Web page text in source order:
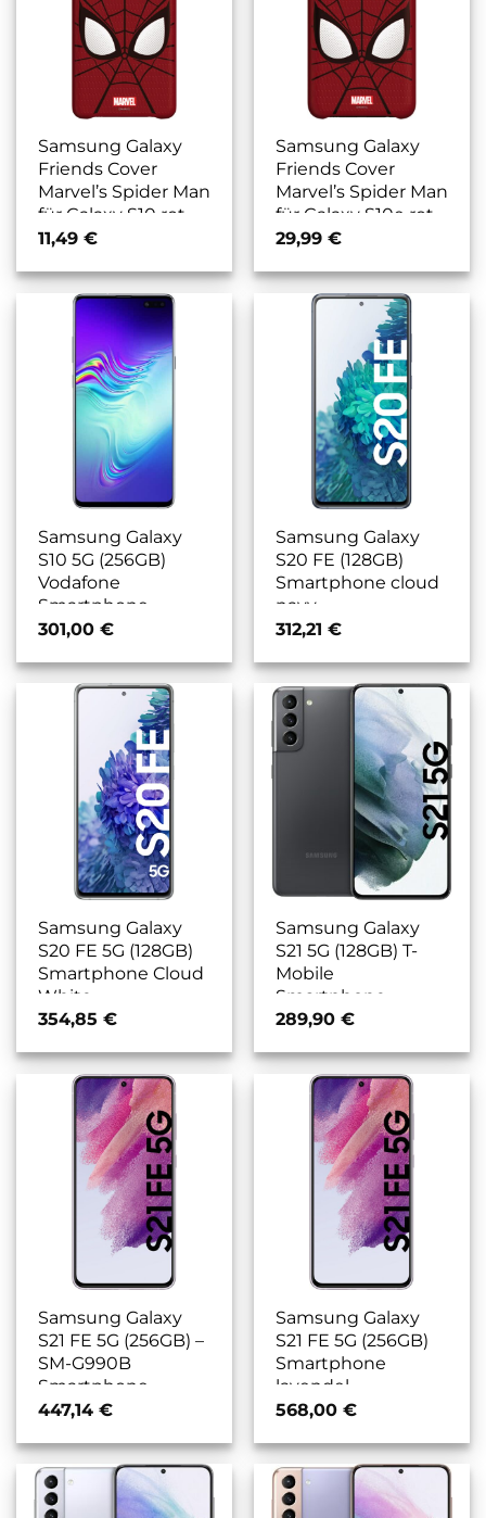
Samsung Galaxy
Friends Cover
Marvel’s Spider Man
für Galaxy S10 rot
11,49 €
Samsung Galaxy
Friends Cover
Marvel’s Spider Man
für Galaxy S10e rot
29,99 €
Samsung Galaxy
S10 5G (256GB)
Vodafone
Smartphone
majestic black
301,00 €
Samsung Galaxy
S20 FE (128GB)
Smartphone cloud
navy
312,21 €
Samsung Galaxy
S20 FE 5G (128GB)
Smartphone Cloud
White
354,85 €
Samsung Galaxy
S21 5G (128GB) T-
Mobile
Smartphone
phantom gray
289,90 €
Samsung Galaxy
S21 FE 5G (256GB) –
SM-G990B
Smartphone
lavendel
447,14 €
Samsung Galaxy
S21 FE 5G (256GB)
Smartphone
lavendel
568,00 €